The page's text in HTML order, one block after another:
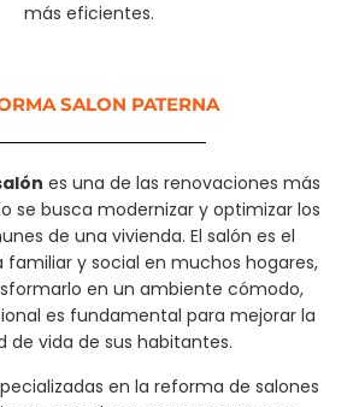
más eficientes.
SALON PATERNA
es una de las renovaciones más
se busca modernizar y optimizar los
de una vivienda. El salón es el
familiar y social en muchos hogares,
en un ambiente cómodo,
es fundamental para mejorar la
de vida de sus habitantes.
en la reforma de salones